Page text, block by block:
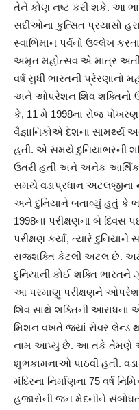
તેને કોણ નષ્ટ કરી શકે. આ
સદીઓના કુત્સિત પ્રયાસો
સ્વાભિમાન પર્વનો ઉલ્લેખ
અમૃત મહોત્સવ એ માત્ર
વર્ષ સુધી ભારતની પ્રેરણાનો
અને ઓપરેશન શિવ શક્તિનો
કે, 11 મે 1998ના રોજ
વૈજ્ઞાનિકોએ દેશના સામર્થ્ય
હતી. એ સમયે દુનિયાભરની
ઉતરી હતી અને અનેક આર્થિક
સમયે વડાપ્રધાન અટલજીના
અને દુનિયાને બતાવ્યું હતું કે
1998ના પરીક્ષણના બે દિવસ
પરીક્ષણ કર્યા, ત્યારે
રાજશક્તિ કેટલી અટલ છે.
દુનિયાની કોઈ શક્તિ
આ પરમાણુ પરીક્ષણને
શિવ સાથે શક્તિની
મિશન વખતે જ્યાં રોવર લેન્ડ
નામ આપ્યું છે. આ તકે તેમણે
શુભકામનાઓ પાઠવી હતી.
મંદિરના નિર્માણના 75 વર્ષ
હજારોની જન મેદનીને